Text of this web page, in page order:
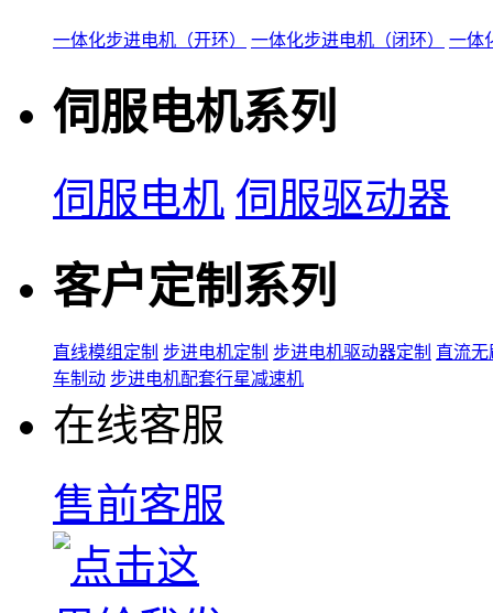
一体化步进电机（开环） 一体化步进电机（闭环） 一体
伺服电机系列
伺服电机 伺服驱动器
客户定制系列
直线模组定制 步进电机定制 步进电机驱动器定制 直流
车制动 步进电机配套行星减速机
在线客服
售前客服